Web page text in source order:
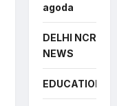
agoda
DELHI NCR
NEWS
EDUCATION